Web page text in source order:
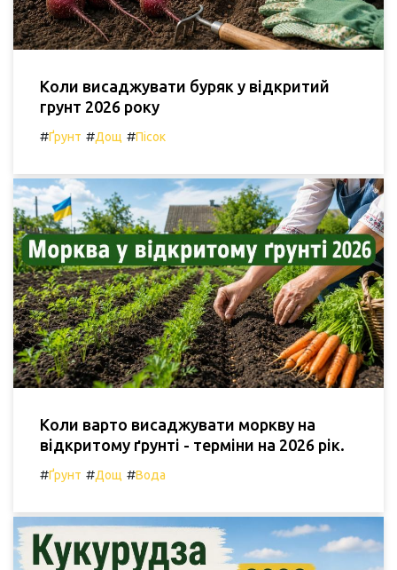
Коли висаджувати буряк у відкритий
грунт 2026 року
#Ґрунт #Дощ #Пісок
Коли варто висаджувати моркву на
відкритому ґрунті - терміни на 2026 рік.
#Ґрунт #Дощ #Вода